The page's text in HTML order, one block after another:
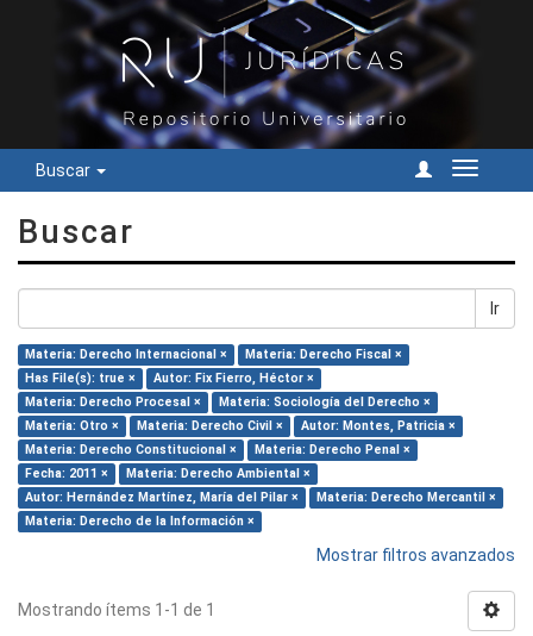
Buscar
Cambiar
Buscar
Ir
Materia: Derecho Internacional ×
Materia: Derecho Fiscal ×
Has File(s): true ×
Autor: Fix Fierro, Héctor ×
Materia: Derecho Procesal ×
Materia: Sociología del Derecho ×
Materia: Otro ×
Materia: Derecho Civil ×
Autor: Montes, Patricia ×
Materia: Derecho Constitucional ×
Materia: Derecho Penal ×
Fecha: 2011 ×
Materia: Derecho Ambiental ×
Autor: Hernández Martínez, María del Pilar ×
Materia: Derecho Mercantil ×
Materia: Derecho de la Información ×
Mostrar filtros avanzados
Mostrando ítems 1-1 de 1